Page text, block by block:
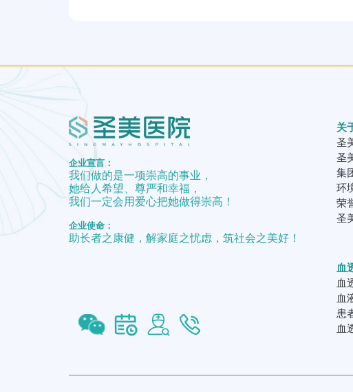
企业宣言：
我们做的是一项崇高的事业，
她给人希望、尊严和幸福，
我们一定会用爱心把她做得崇高！
企业使命：
助长者之康健，解家庭之忧虑，筑社会之美好！
关
圣
圣
集
环
荣
圣
血
血
血
患
血